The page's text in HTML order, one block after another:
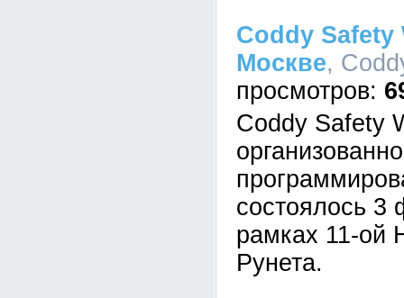
Coddy
Москве,
Coddy Safety
состоялось 3
рамках 11-ой
Рунета.